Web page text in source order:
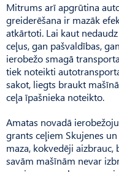
Mitrums arī apgrūtina
greiderēšana ir mazāk
atkārtoti. Lai kaut
ceļus, gan paš­valdības,
ierobežo smagā
tiek noteikti
sakot, liegts braukt
ceļa īpašnieka noteikto.
Amatas novadā
grants ceļiem Skujenes
maza, kokvedēji
savām mašīnām nevar